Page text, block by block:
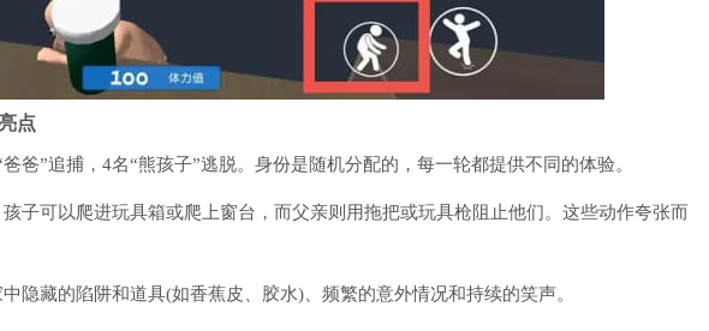
点
爸”追捕，4名“熊孩子”逃脱。身份是随机分配的，每一轮都提供不同的体验。
子可以爬进玩具箱或爬上窗台，而父亲则用拖把或玩具枪阻止他们。这些动作夸张而
隐藏的陷阱和道具(如香蕉皮、胶水)、频繁的意外情况和持续的笑声。